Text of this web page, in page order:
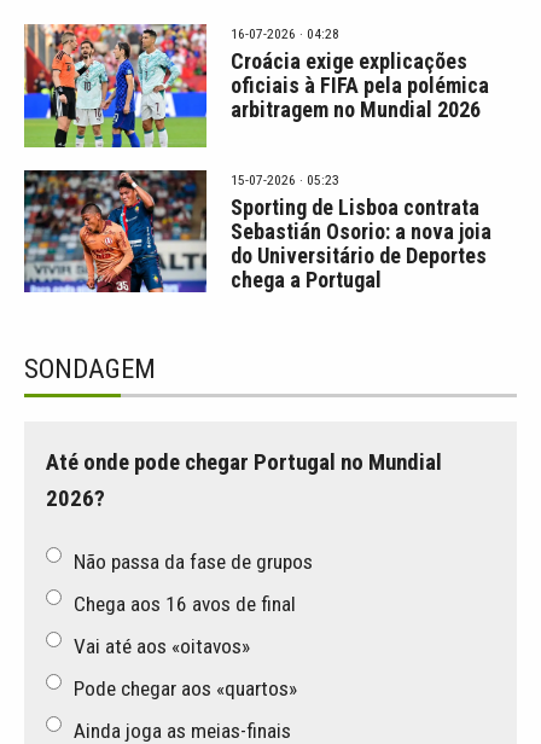
16-07-2026 · 04:28
Croácia exige explicações
oficiais à FIFA pela polémica
arbitragem no Mundial 2026
15-07-2026 · 05:23
Sporting de Lisboa contrata
Sebastián Osorio: a nova joia
do Universitário de Deportes
chega a Portugal
SONDAGEM
Até onde pode chegar Portugal no Mundial
2026?
Não passa da fase de grupos
Chega aos 16 avos de final
Vai até aos «oitavos»
Pode chegar aos «quartos»
Ainda joga as meias-finais